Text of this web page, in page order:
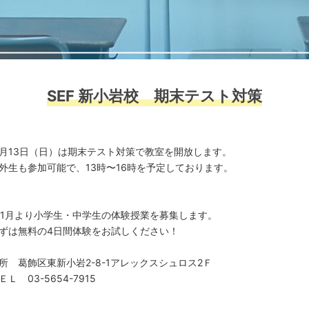
SEF 新小岩校 期末テスト対策
13日（日）は期末テスト対策で教室を開放します。
生も参加可能で、13時〜16時を予定しております。
月より小学生・中学生の体験授業を募集します。
は無料の4日間体験をお試しください！
葛飾区東新小岩2-8-1アレックスシュロス2Ｆ
Ｌ 03-5654-7915